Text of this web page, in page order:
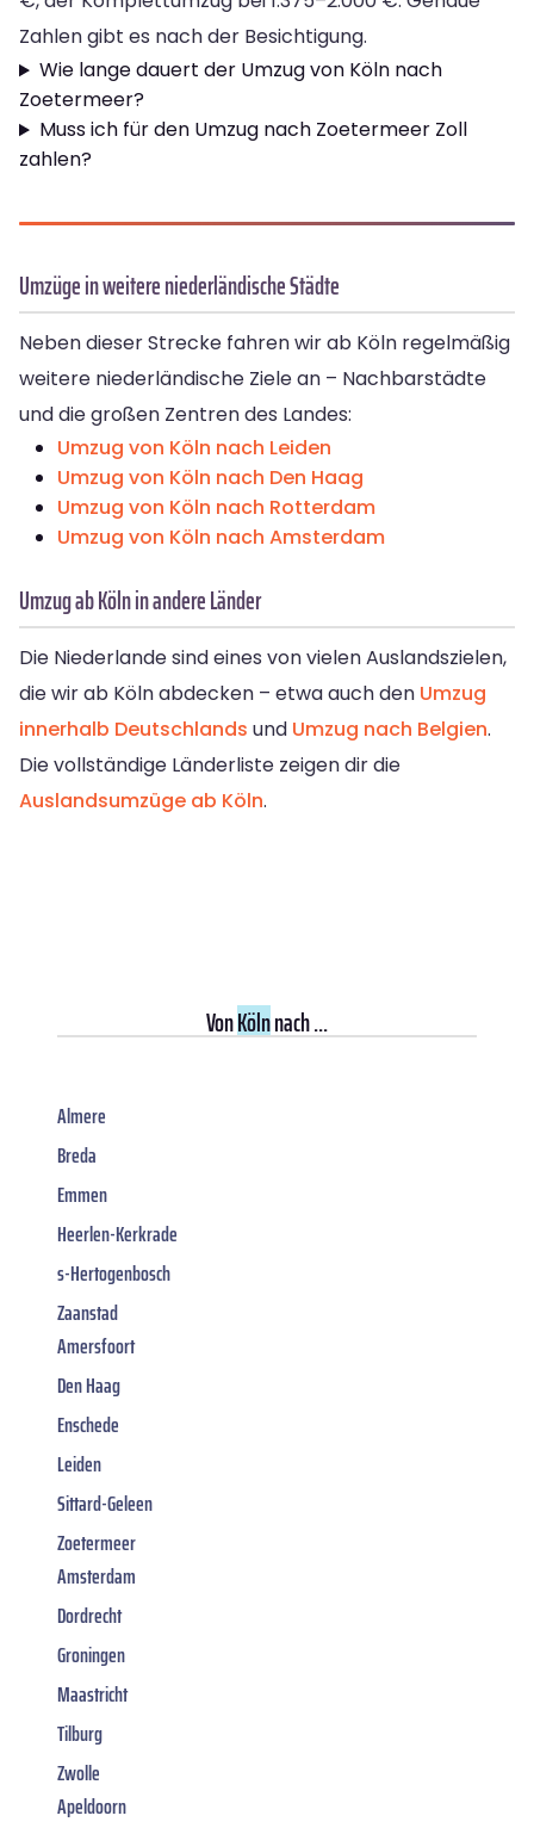
Zahlen gibt es nach der Besichtigung.
Wie lange dauert der Umzug von Köln nach
Zoetermeer?
Muss ich für den Umzug nach Zoetermeer Zoll
zahlen?
Umzüge in weitere niederländische Städte
Neben dieser Strecke fahren wir ab Köln regelmäßig
weitere niederländische Ziele an – Nachbarstädte
und die großen Zentren des Landes:
Umzug von Köln nach Leiden
Umzug von Köln nach Den Haag
Umzug von Köln nach Rotterdam
Umzug von Köln nach Amsterdam
Umzug ab Köln in andere Länder
Die Niederlande sind eines von vielen Auslandszielen,
die wir ab Köln abdecken – etwa auch den Umzug
innerhalb Deutschlands und Umzug nach Belgien.
Die vollständige Länderliste zeigen dir die
Auslandsumzüge ab Köln.
VonKölnnach ...
Almere
Breda
Emmen
Heerlen-Kerkrade
s-Hertogenbosch
Zaanstad
Amersfoort
Den Haag
Enschede
Leiden
Sittard-Geleen
Zoetermeer
Amsterdam
Dordrecht
Groningen
Maastricht
Tilburg
Zwolle
Apeldoorn